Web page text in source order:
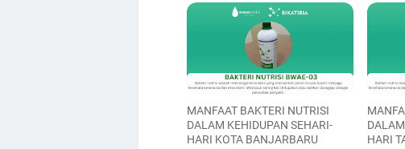
MANFAAT BAKTERI NUTRISI
DALAM KEHIDUPAN SEHARI-
HARI KOTA BANJARBARU
HARI